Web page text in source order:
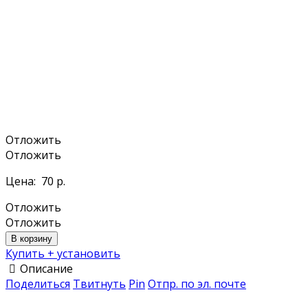
Отложить
Отложить
Цена: 70 р.
Отложить
Отложить
В корзину
Купить + установить
Описание
Поделиться Твитнуть Pin Отпр. по эл. почте